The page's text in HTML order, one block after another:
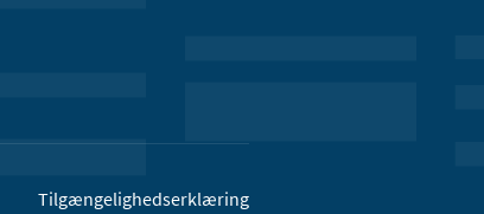
Tilgængelighedserklæring